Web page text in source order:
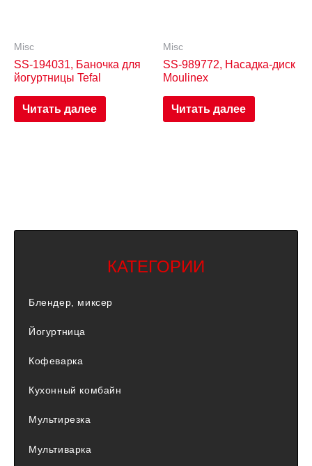
Misc
SS-194031, Баночка для
йогуртницы Tefal
Читать далее
Misc
SS-989772, Насадка-диск
Moulinex
Читать далее
КАТЕГОРИИ
Блендер, миксер
Йогуртница
Кофеварка
Кухонный комбайн
Мультирезка
Мультиварка